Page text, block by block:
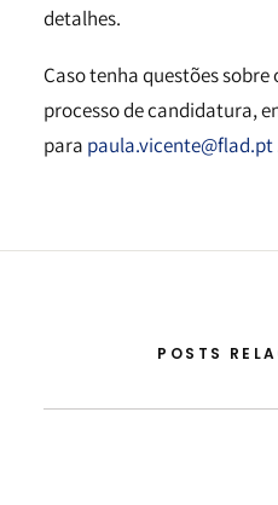
detalhes.
Caso tenha questões
processo de candidatura,
para paula.vicente@flad.pt
POSTS